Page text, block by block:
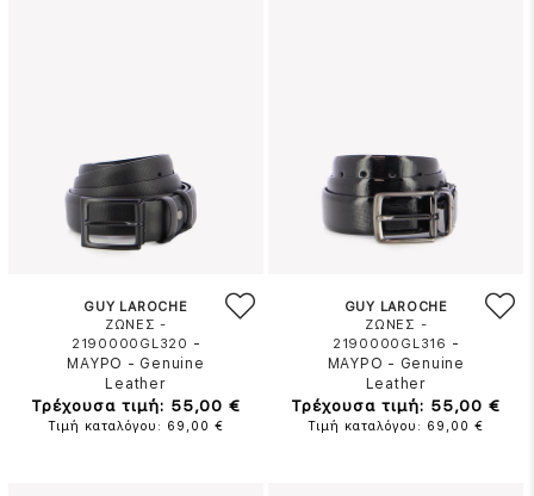
GUY LAROCHE
ΖΩΝΕΣ -
2190000GL320 -
ΜΑΥΡΟ - Genuine
Leather
Τρέχουσα τιμή: 55,00 €
Τιμή καταλόγου: 69,00 €
GUY LAROCHE
ΖΩΝΕΣ -
2190000GL316 -
ΜΑΥΡΟ - Genuine
Leather
Τρέχουσα τιμή: 55,00 €
Τιμή καταλόγου: 69,00 €